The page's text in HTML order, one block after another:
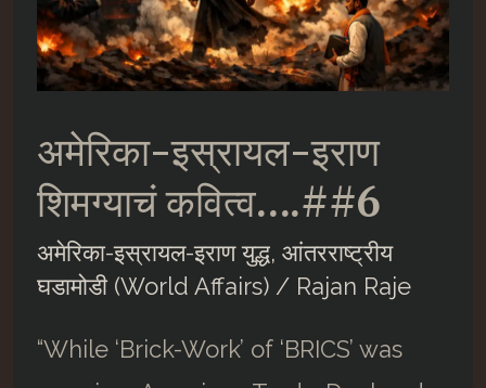
अमेरिका-इस्रायल-इराण
शिमग्याचं कवित्व….##6
अमेरिका-इस्रायल-इराण युद्ध, आंतरराष्ट्रीय
घडामोडी (World Affairs)/ Rajan Raje
“While ‘Brick-Work’ of ‘BRICS’ was